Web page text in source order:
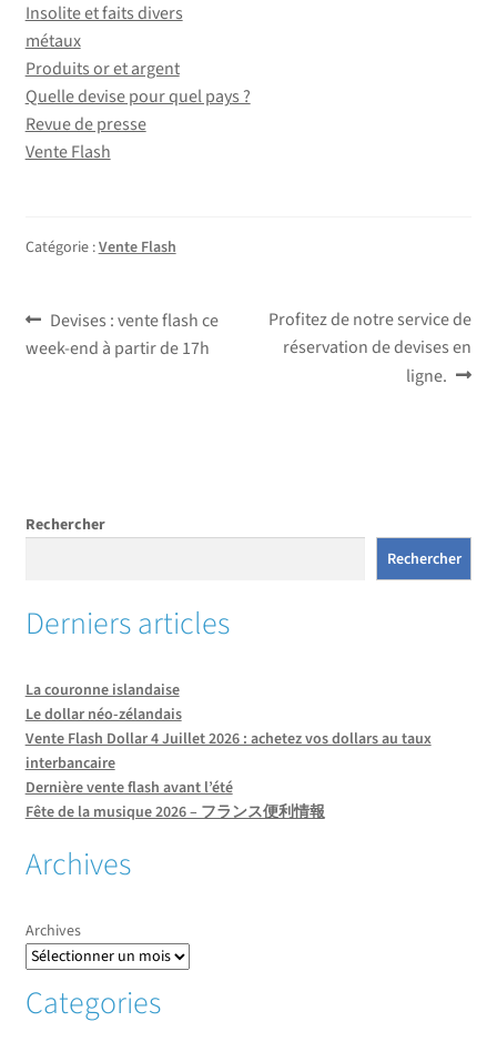
Insolite et faits divers
métaux
Produits or et argent
Quelle devise pour quel pays ?
Revue de presse
Vente Flash
Catégorie :Vente Flash
Navigation
de
Article
précédent :
Devises : vente flash ce
week-end à partir de 17h
Article
suivant :
Profitez de notre service de
réservation de devises en
ligne.
Rechercher
Rechercher
Derniers articles
La couronne islandaise
Le dollar néo-zélandais
Vente Flash Dollar 4 Juillet 2026 : achetez vos dollars au taux
interbancaire
Dernière vente flash avant l’été
Fête de la musique 2026 – フランス便利情報
Archives
Archives
Categories